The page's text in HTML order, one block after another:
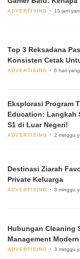
ADVERTISING 15 jam
Top 3 Reksadana
Konsisten Cetak
ADVERTISING 6 hari
Eksplorasi Program
Education: Langkah
S1 di Luar Negeri!
ADVERTISING 2 minggu
Destinasi Ziarah
Private Keluarga
ADVERTISING 3 minggu
Hubungan Cleaning
Management Modern
ADVERTISING 3 minggu